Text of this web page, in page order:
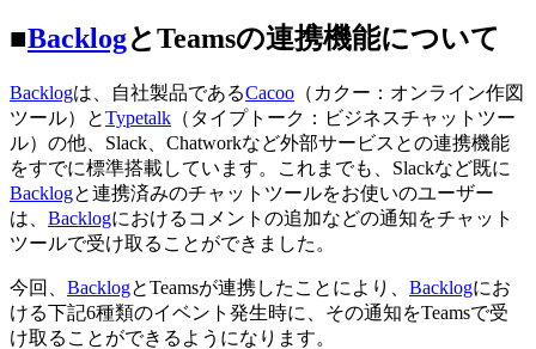
■BacklogとTeamsの連携機能について
Backlogは、自社製品であるCacoo （カクー：オンライン作図
ツール）とTypetalk （タイプトーク：ビジネスチャットツー
ル）の他、Slack、Chatworkなど外部サービスとの連携機能
をすでに標準搭載しています。これまでも、Slackなど既に
Backlogと連携済みのチャットツールをお使いのユーザー
は、 Backlogにおけるコメントの追加などの通知をチャット
ツールで受け取ることができました。
今回、 BacklogとTeamsが連携したことにより、 Backlogにお
ける下記6種類のイベント発生時に、その通知をTeamsで受
け取ることができるようになります。